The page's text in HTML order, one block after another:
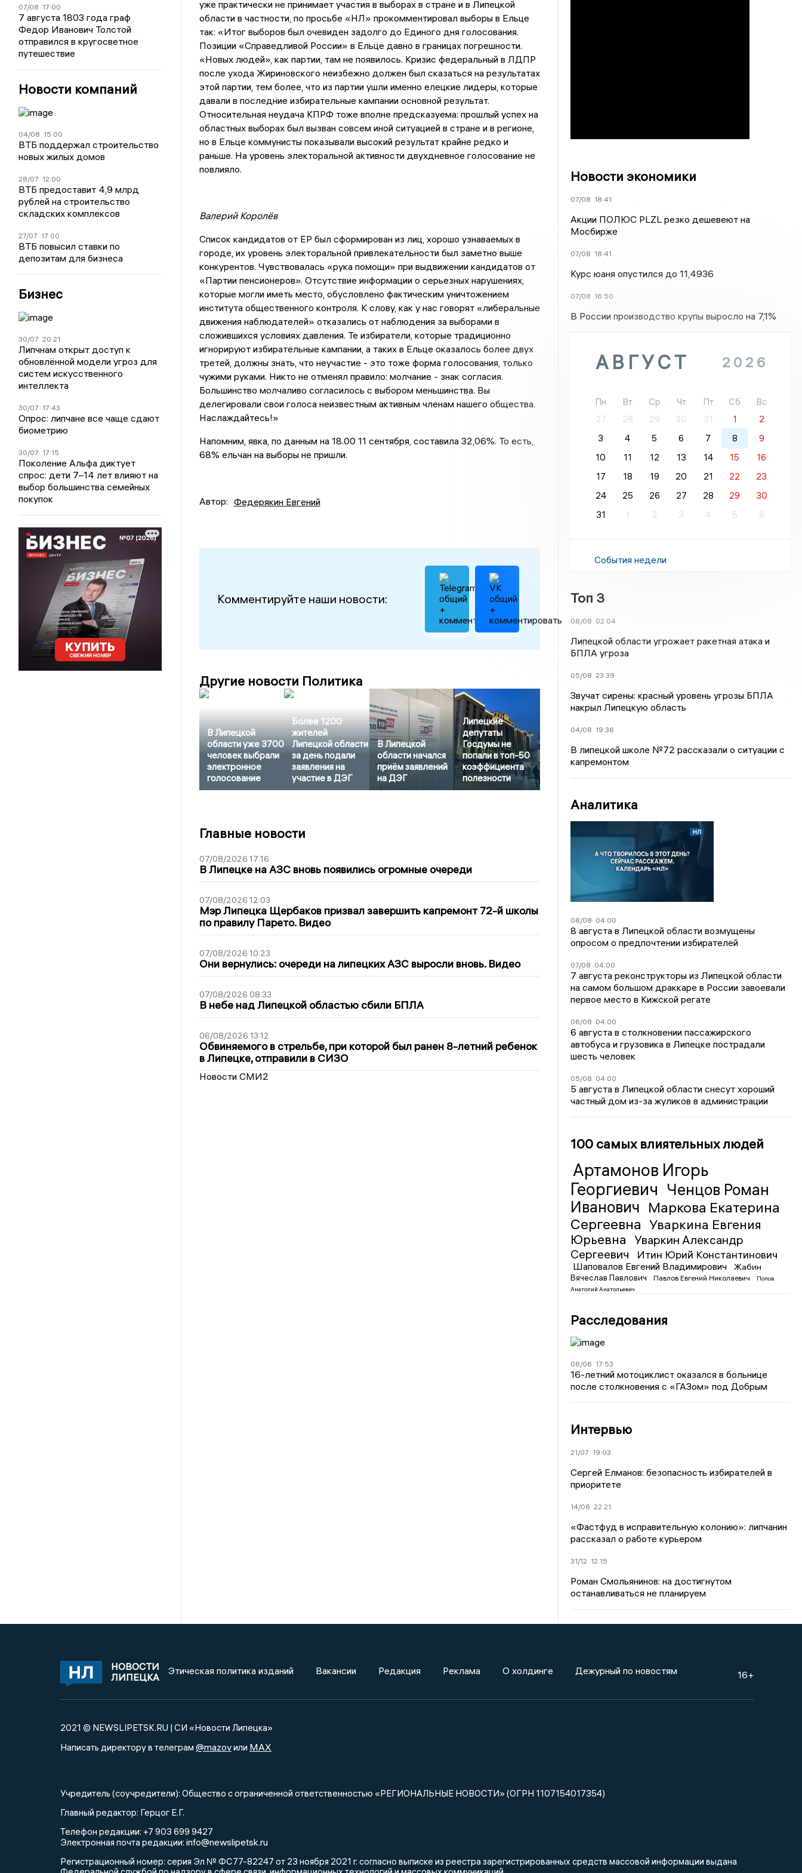
07/08 17:00
7 августа 1803 года граф
Федор Иванович Толстой
отправился в кругосветное
путешествие
Новости компаний
04/08 15:00
ВТБ поддержал строительство
новых жилых домов
28/07 12:00
ВТБ предоставит 4,9 млрд
рублей на строительство
складских комплексов
27/07 17:00
ВТБ повысил ставки по
депозитам для бизнеса
Бизнес
30/07 20:21
Липчнам открыт доступ к
обновлённой модели угроз для
систем искусственного
интеллекта
30/07 17:43
Опрос: липчане все чаще сдают
биометрию
30/07 17:15
Поколение Альфа диктует
спрос: дети 7–14 лет влияют на
выбор большинства семейных
покупок
уже практически не принимает участия в выборах в стране и в Липецкой
области в частности, по просьбе «НЛ» прокомментировал выборы в Ельце
так: «Итог выборов был очевиден задолго до Единого дня голосования.
Позиции «Справедливой России» в Ельце давно в границах погрешности.
«Новых людей», как партии, там не появилось. Кризис федеральный в ЛДПР
после ухода Жириновского неизбежно должен был сказаться на результатах
этой партии, тем более, что из партии ушли именно елецкие лидеры, которые
давали в последние избирательные кампании основной результат.
Относительная неудача КПРФ тоже вполне предсказуема: прошлый успех на
областных выборах был вызван совсем иной ситуацией в стране и в регионе,
но в Ельце коммунисты показывали высокий результат крайне редко и
раньше. На уровень электоральной активности двухдневное голосование не
повлияло.
Валерий Королёв
Список кандидатов от ЕР был сформирован из лиц, хорошо узнаваемых в
городе, их уровень электоральной привлекательности был заметно выше
конкурентов. Чувствовалась «рука помощи» при выдвижении кандидатов от
«Партии пенсионеров». Отсутствие информации о серьезных нарушениях,
которые могли иметь место, обусловлено фактическим уничтожением
института общественного контроля. К слову, как у нас говорят «либеральные
движения наблюдателей» отказались от наблюдения за выборами в
сложившихся условиях давления. Те избиратели, которые традиционно
игнорируют избирательные кампании, а таких в Ельце оказалось более двух
третей, должны знать, что неучастие - это тоже форма голосования, только
чужими руками. Никто не отменял правило: молчание - знак согласия.
Большинство молчаливо согласилось с выбором меньшинства. Вы
делегировали свои голоса неизвестным активным членам нашего общества.
Наслаждайтесь!»
Напомним, явка, по данным на 18.00 11 сентября, составила 32,06%. То есть,
68% ельчан на выборы не пришли.
Автор: Федерякин Евгений
Комментируйте наши новости:
Другие новости Политика
В Липецкой
области уже 3700
человек выбрали
электронное
голосование
Более 1200
жителей
Липецкой области
за день подали
заявления на
участие в ДЭГ
В Липецкой
области начался
приём заявлений
на ДЭГ
Липецкие
депутаты
Госдумы не
попали в топ-50
коэффициента
полезности
Главные новости
07/08/2026 17:16
В Липецке на АЗС вновь появились огромные очереди
07/08/2026 12:03
Мэр Липецка Щербаков призвал завершить капремонт 72-й школы
по правилу Парето. Видео
07/08/2026 10:23
Они вернулись: очереди на липецких АЗС выросли вновь. Видео
07/08/2026 08:33
В небе над Липецкой областью сбили БПЛА
06/08/2026 13:12
Обвиняемого в стрельбе, при которой был ранен 8-летний ребенок
в Липецке, отправили в СИЗО
Новости СМИ2
Новости экономики
07/08 18:41
Акции ПОЛЮС PLZL резко дешевеют на
Мосбирже
07/08 18:41
Курс юаня опустился до 11,4936
07/08 16:50
В России производство крупы выросло на 7,1%
АВГУСТ 2026
Пн Вт Ср Чт Пт Сб
Вс
27
28 29 30 31 1
2
3
4 5 6 7 8
9
10
11 12 13 14 15
16
17
18 19 20 21 22
23
24
25 26 27 28 29
30
31
1 2 3 4 5 6
События недели
Топ 3
08/08 02:04
Липецкой области угрожает ракетная атака и
БПЛА угроза
05/08 23:39
Звучат сирены: красный уровень угрозы БПЛА
накрыл Липецкую область
04/08 19:36
В липецкой школе №72 рассказали о ситуации с
капремонтом
Аналитика
08/08 04:00
8 августа в Липецкой области возмущены
опросом о предпочтении избирателей
07/08 04:00
7 августа реконструкторы из Липецкой области
на самом большом драккаре в России завоевали
первое место в Кижской регате
06/08 04:00
6 августа в столкновении пассажирского
автобуса и грузовика в Липецке пострадали
шесть человек
05/08 04:00
5 августа в Липецкой области снесут хороший
частный дом из-за жуликов в администрации
100 самых влиятельных людей
Артамонов Игорь
Георгиевич Ченцов Роман
Иванович Маркова Екатерина
Сергеевна Уваркина Евгения
Юрьевна
Уваркин Александр
Сергеевич
Итин Юрий Константинович
Шаповалов Евгений Владимирович
Жабин
Вячеслав Павлович
Павлов Евгений Николаевич
Попов
Анатолий Анатольевич
Расследования
08/06 17:53
16-летний мотоциклист оказался в больнице
после столкновения с «ГАЗом» под Добрым
Интервью
21/07 19:03
Сергей Елманов: безопасность избирателей в
приоритете
14/06 22:21
«Фастфуд в исправительную колонию»: липчанин
рассказал о работе курьером
31/12 12:15
Роман Смольянинов: на достигнутом
останавливаться не планируем
НОВОСТИ
ЛИПЕЦКА
Этическая политика изданий Вакансии Редакция Реклама О холдинге Дежурный по новостям 16+
2021 © NEWSLIPETSK.RU | СИ «Новости Липецка»
Написать директору в телеграм @mazovили MAX
Учредитель (соучредители): Общество с ограниченной ответственностью «РЕГИОНАЛЬНЫЕ НОВОСТИ» (ОГРН 1107154017354)
Главный редактор: Герцог Е.Г.
Телефон редакции: +7 903 699 9427
Электронная почта редакции: info@newslipetsk.ru
Регистрационный номер: серия Эл № ФС77-82247 от 23 ноября 2021 г. согласно выписке из реестра зарегистрированных средств массовой информации выдана